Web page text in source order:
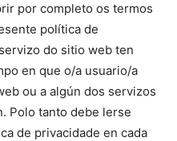
por completo os termos
política de
do sitio web ten
en que o/a usuario/a
ou a algún dos servizos
Polo tanto debe lerse
de privacidade en cada